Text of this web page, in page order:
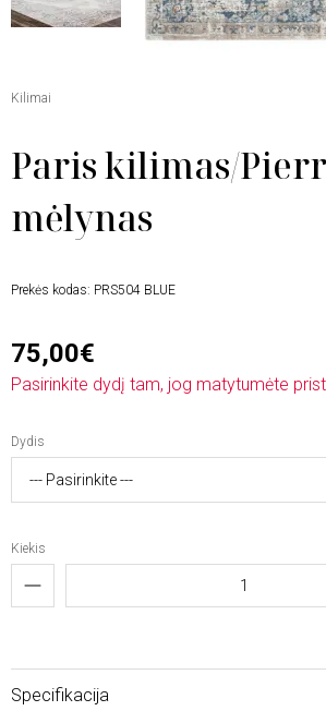
Kilimai
Paris kilimas/
mėlynas
Prekės kodas: PRS504 BLUE
75,00€
Pasirinkite dydį tam, jog matytumėte
Dydis
Kiekis
Specifikacija